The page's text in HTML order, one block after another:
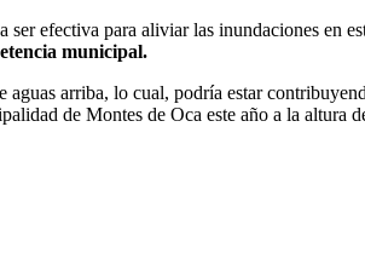
efectiva para aliviar las inundaciones en
municipal.
arriba, lo cual, podría estar
de Montes de Oca este año a la altura